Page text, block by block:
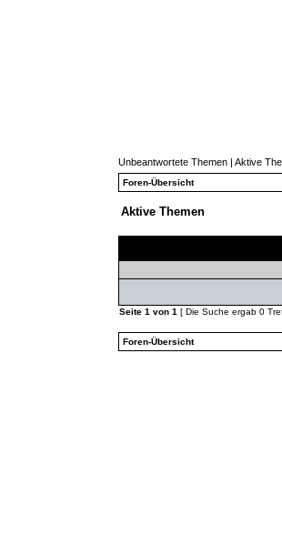
Unbeantwortete Themen | Aktive
Foren-Übersicht
Aktive Themen
Seite 1 von 1 [ Die Suche ergab 0
Foren-Übersicht